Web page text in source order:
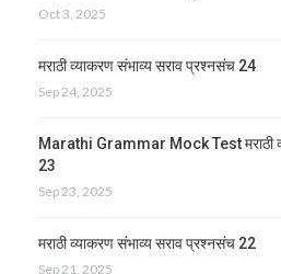
Oct 3, 2025
मराठी व्याकरण संभाव्य सराव प्रश्नसंच 24
Sep 24, 2025
Marathi Grammar Mock Test मराठी
23
Sep 23, 2025
मराठी व्याकरण संभाव्य सराव प्रश्नसंच 22
Sep 21, 2025